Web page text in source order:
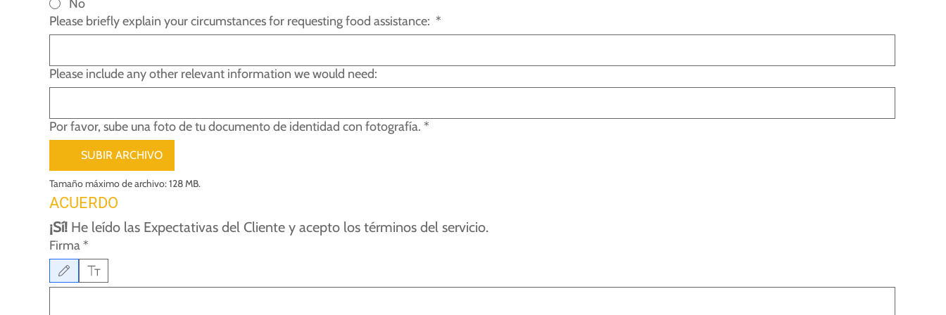
No
Please briefly explain your circumstances for requesting food assistance: *
Please include any other relevant information we would need:
Por favor, sube una foto de tu documento de identidad con fotografía. *
SUBIR ARCHIVO
Tamaño máximo de archivo: 128 MB.
ACUERDO
¡Sí! He leído las Expectativas del Cliente y acepto los términos del servicio.
Firma*
Modo de dibujo seleccionado. Para dibujar, necesitas un mouse o un panel táctil. Usa la función de accesibilidad del teclado al seleccionar Escribir o Subir.